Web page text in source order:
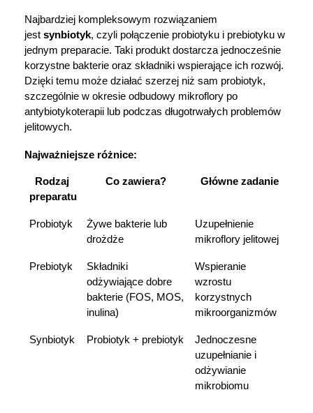
Najbardziej kompleksowym rozwiązaniem
jest synbiotyk, czyli połączenie probiotyku i prebiotyku w
jednym preparacie. Taki produkt dostarcza jednocześnie
korzystne bakterie oraz składniki wspierające ich rozwój.
Dzięki temu może działać szerzej niż sam probiotyk,
szczególnie w okresie odbudowy mikroflory po
antybiotykoterapii lub podczas długotrwałych problemów
jelitowych.
Najważniejsze różnice:
Rodzaj
preparatu
Co zawiera? Główne zadanie
Probiotyk
Żywe bakterie lub
drożdże
Uzupełnienie
mikroflory jelitowej
Prebiotyk
Składniki
odżywiające dobre
bakterie (FOS, MOS,
inulina)
Wspieranie
wzrostu
korzystnych
mikroorganizmów
Synbiotyk Probiotyk + prebiotyk
Jednoczesne
uzupełnianie i
odżywianie
mikrobiomu